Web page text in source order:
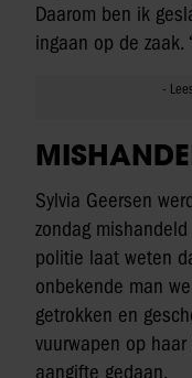
Daarom ben ik
ingaan op de zaak.
Sylvia Geersen
zondag
politie laat weten
onbekende man
getrokken en
vuurwapen op
aangifte gedaan.